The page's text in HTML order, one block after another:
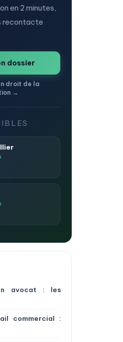
en 2 minutes,
recontacte
dossier
droit de la
→
avocat : les
commercial :